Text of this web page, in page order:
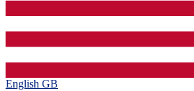
English GB‎